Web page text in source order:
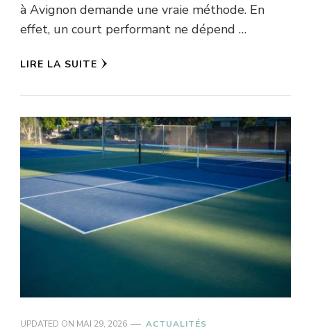
à Avignon demande une vraie méthode. En
effet, un court performant ne dépend …
LIRE LA SUITE
UPDATED ON MAI 29, 2026 ACTUALITÉS